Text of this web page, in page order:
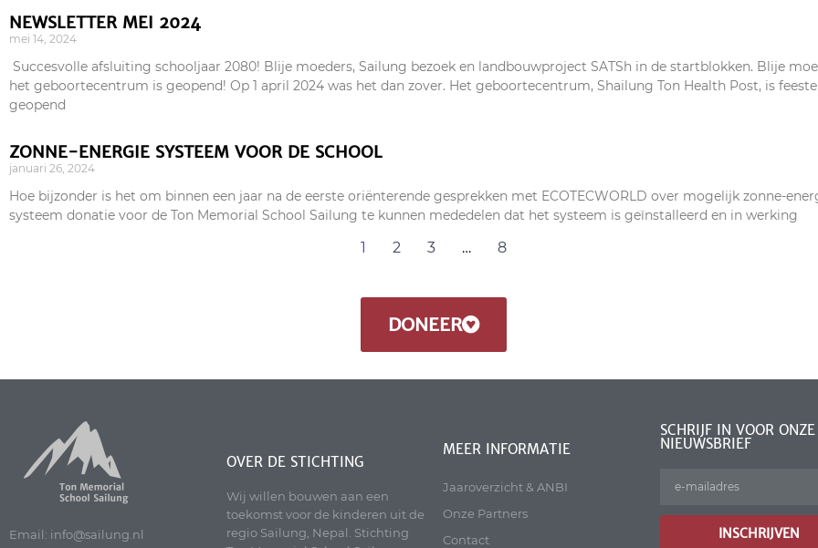
NEWSLETTER MEI 2024
mei 14, 2024
Succesvolle afsluiting schooljaar 2080! Blije moeders, Sailung bezoek en landbouwproject SATSh in de startblokken. Blije
het geboortecentrum is geopend! Op 1 april 2024 was het dan zover. Het geboortecentrum, Shailung Ton Health Post, is
geopend
ZONNE-ENERGIE SYSTEEM VOOR DE SCHOOL
januari 26, 2024
Hoe bijzonder is het om binnen een jaar na de eerste oriënterende gesprekken met ECOTECWORLD over mogelijk zonne-
systeem donatie voor de Ton Memorial School Sailung te kunnen mededelen dat het systeem is geïnstalleerd en in werking
1 2 3 … 8
DONEER
Email: info@sailung.nl
OVER DE STICHTING
Wij willen bouwen aan een
toekomst voor de kinderen uit de
regio Sailung, Nepal. Stichting
MEER INFORMATIE
Jaaroverzicht & ANBI
Onze Partners
Contact
SCHRIJF IN VOOR ONZE
NIEUWSBRIEF
INSCHRIJVEN